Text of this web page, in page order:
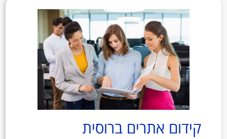
קידום אתרים ברוסית